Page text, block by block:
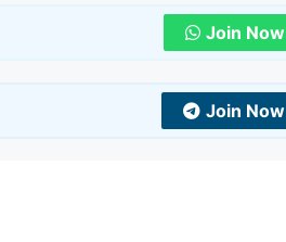
Join Now
Join Now